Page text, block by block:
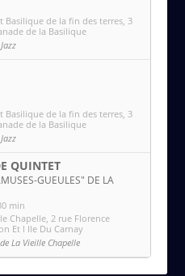
Basilique de la fin des terres , 3
de la Basilique
Basilique de la fin des terres , 3
de la Basilique
QUINTET
GUEULES" DE LA
min
Chapelle , 2 rue Florence
Et l Ile Du Carnay
La Vieille Chapelle